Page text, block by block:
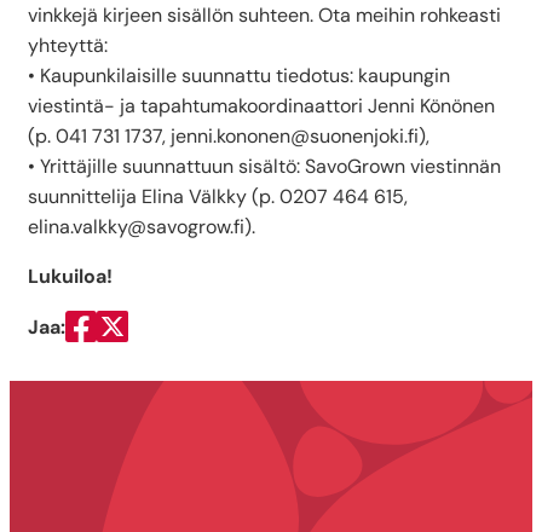
vinkkejä kirjeen sisällön suhteen. Ota meihin rohkeasti
yhteyttä:
• Kaupunkilaisille suunnattu tiedotus: kaupungin
viestintä- ja tapahtumakoordinaattori Jenni Könönen
(p. 041 731 1737, jenni.kononen@suonenjoki.fi),
• Yrittäjille suunnattuun sisältö: SavoGrown viestinnän
suunnittelija Elina Välkky (p. 0207 464 615,
elina.valkky@savogrow.fi).
Lukuiloa!
Jaa:
Jaa Facebookissa
Jaa Twitterissä